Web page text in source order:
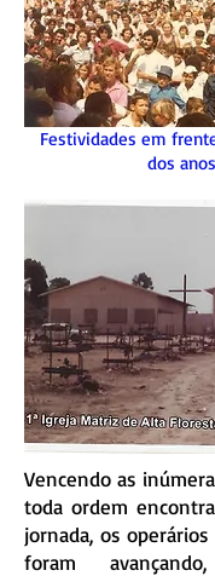
Festividades em
dos
Vencendo as
toda ordem
jornada, os
foram